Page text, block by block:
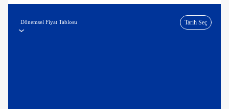
Dönemsel Fiyat Tablosu Tarih Seç